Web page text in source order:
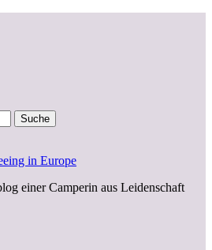
in Europe
einer Camperin aus Leidenschaft